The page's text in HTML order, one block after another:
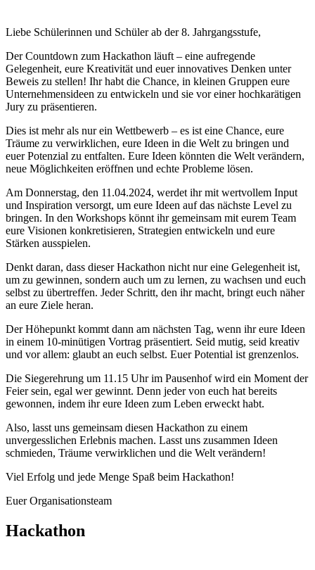
Liebe Schülerinnen und Schüler ab der 8. Jahrgangsstufe,
Der Countdown zum Hackathon läuft – eine aufregende
Gelegenheit, eure Kreativität und euer innovatives Denken unter
Beweis zu stellen! Ihr habt die Chance, in kleinen Gruppen eure
Unternehmensideen zu entwickeln und sie vor einer hochkarätigen
Jury zu präsentieren.
Dies ist mehr als nur ein Wettbewerb – es ist eine Chance, eure
Träume zu verwirklichen, eure Ideen in die Welt zu bringen und
euer Potenzial zu entfalten. Eure Ideen könnten die Welt verändern,
neue Möglichkeiten eröffnen und echte Probleme lösen.
Am Donnerstag, den 11.04.2024, werdet ihr mit wertvollem Input
und Inspiration versorgt, um eure Ideen auf das nächste Level zu
bringen. In den Workshops könnt ihr gemeinsam mit eurem Team
eure Visionen konkretisieren, Strategien entwickeln und eure
Stärken ausspielen.
Denkt daran, dass dieser Hackathon nicht nur eine Gelegenheit ist,
um zu gewinnen, sondern auch um zu lernen, zu wachsen und euch
selbst zu übertreffen. Jeder Schritt, den ihr macht, bringt euch näher
an eure Ziele heran.
Der Höhepunkt kommt dann am nächsten Tag, wenn ihr eure Ideen
in einem 10-minütigen Vortrag präsentiert. Seid mutig, seid kreativ
und vor allem: glaubt an euch selbst. Euer Potential ist grenzenlos.
Die Siegerehrung um 11.15 Uhr im Pausenhof wird ein Moment der
Feier sein, egal wer gewinnt. Denn jeder von euch hat bereits
gewonnen, indem ihr eure Ideen zum Leben erweckt habt.
Also, lasst uns gemeinsam diesen Hackathon zu einem
unvergesslichen Erlebnis machen. Lasst uns zusammen Ideen
schmieden, Träume verwirklichen und die Welt verändern!
Viel Erfolg und jede Menge Spaß beim Hackathon!
Euer Organisationsteam
Hackathon